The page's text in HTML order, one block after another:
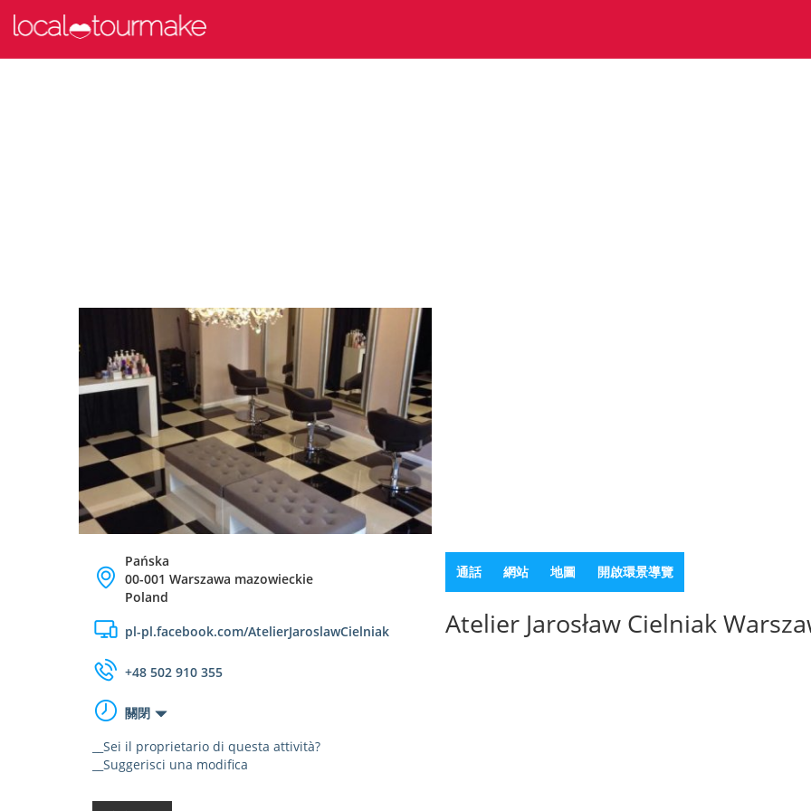
Pańska
00-001 Warszawa mazowieckie
Poland
pl-pl.facebook.com/AtelierJaroslawCielniak
+48 502 910 355
關閉
__Sei il proprietario di questa attività?
__Suggerisci una modifica
通話 網站 地圖 開啟環景導覽
Atelier Jarosław Cielniak